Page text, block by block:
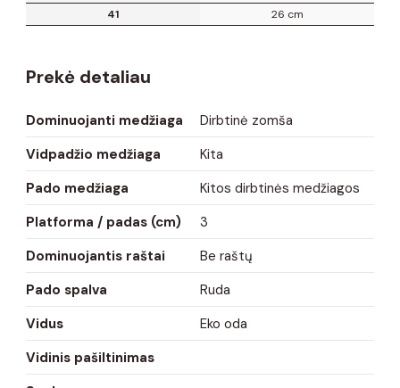
41
26 cm
Prekė detaliau
Dominuojanti medžiaga
Dirbtinė zomša
Vidpadžio medžiaga
Kita
Pado medžiaga
Kitos dirbtinės medžiagos
Platforma / padas (cm)
3
Dominuojantis raštai
Be raštų
Pado spalva
Ruda
Vidus
Eko oda
Vidinis pašiltinimas